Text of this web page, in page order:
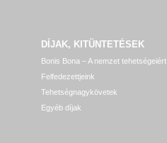
DÍJAK, KITÜNTETÉSEK
Bonis Bona – A nemzet tehetségeiért
Felfedezettjeink
Tehetségnagykövetek
Egyéb díjak